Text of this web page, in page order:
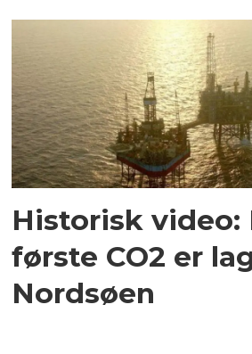
Historisk video:
første CO2 er
Nordsøen